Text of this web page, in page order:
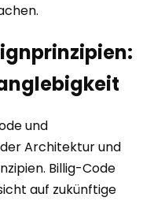
und
Architektur und
Billig-Code
auf zukünftige